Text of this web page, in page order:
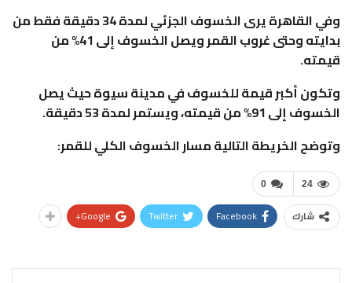
وفي القاهرة يرى الخسوف الجزئي لمدة 34 دقيقة فقط من
بدايته وحتى غروب القمر ويصل الخسوف إلى 41% من
قيمته.
وتكون أكبر قيمة للخسوف في مدينة سيوة حيث يصل
الخسوف إلى 91% من قيمته، ويستمر لمدة 53 دقيقة.
وتوضح الخريطة التالية مسار الخسوف الكلي للقمر:
0 24
شارك Facebook
Twitter
Google+